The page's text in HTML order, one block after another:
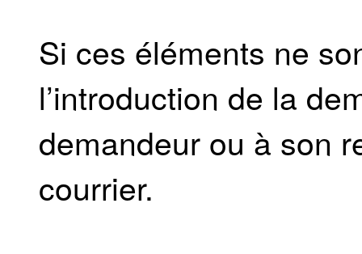
Si ces éléments ne
l’introduction de la
demandeur ou à son
courrier.